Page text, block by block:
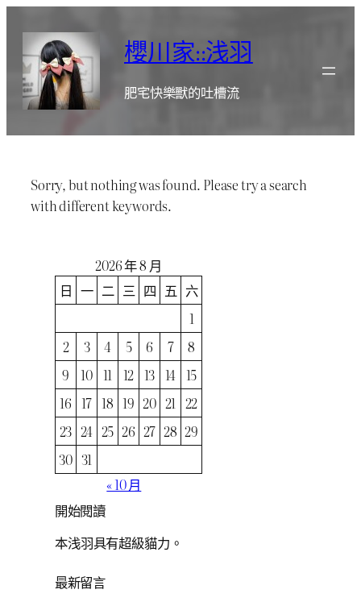
櫻川家::浅羽
肥宅快樂獸的吐槽流
Sorry, but nothing was found. Please try a search
with different keywords.
2026 年 8 月
日 一 二 三 四 五 六
1
2
3 4 5 6 7
8
9
10 11 12 13 14 15
16 17 18 19 20 21 22
23 24 25 26 27 28 29
30 31
« 10 月
開始閱讀
本浅羽具有超級貓力。
最新留言